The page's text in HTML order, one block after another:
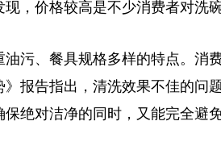
，价格较高是不少消费者对洗
、餐具规格多样的特点。消费
报告指出，清洗效果不佳的问
绝对洁净的同时，又能完全避免